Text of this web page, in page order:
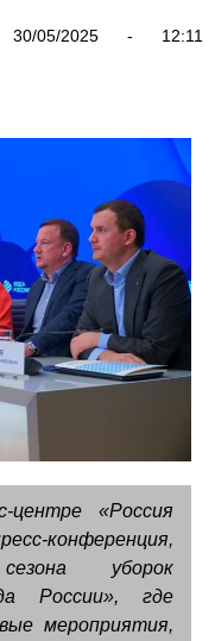
30/05/2025 - 12:11
«Россия
конференция,
уборок
России», где
мероприятия,